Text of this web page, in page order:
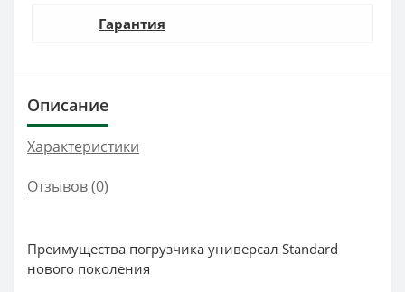
Гарантия
Описание
Характеристики
Отзывов (0)
Преимущества погрузчика универсал Standard
нового поколения